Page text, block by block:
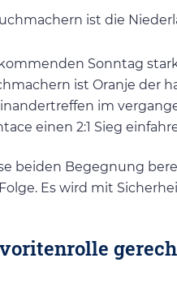
ist die
Sonntag
ist Oranje der
im
einen 2:1 Sieg
beiden Begegnung
Es wird mit